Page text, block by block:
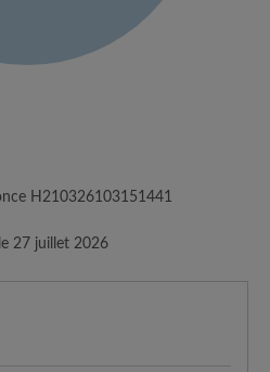
H210326103151441
27 juillet 2026